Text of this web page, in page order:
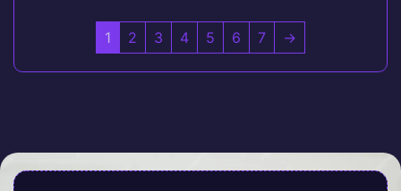
1 2 3 4 5 6 7 →